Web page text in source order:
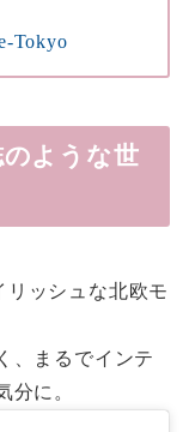
Tokyo
ような世
リッシュな北欧モ
、まるでインテ
分に。